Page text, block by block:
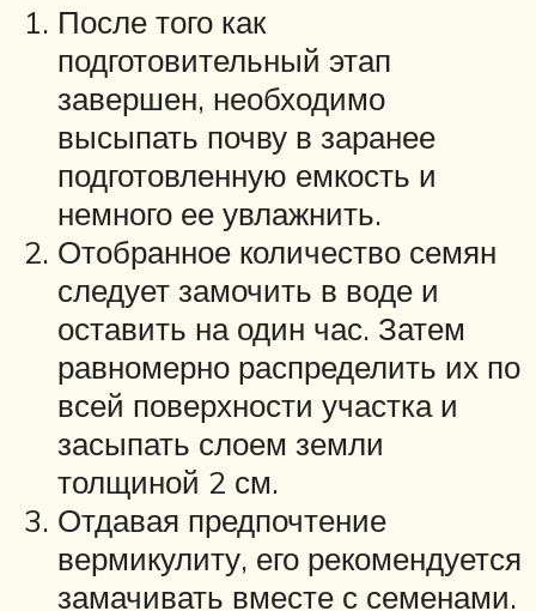
После того как
подготовительный этап
завершен, необходимо
высыпать почву в заранее
подготовленную емкость и
немного ее увлажнить.
Отобранное количество семян
следует замочить в воде и
оставить на один час. Затем
равномерно распределить их по
всей поверхности участка и
засыпать слоем земли
толщиной 2 см.
Отдавая предпочтение
вермикулиту, его рекомендуется
замачивать вместе с семенами.